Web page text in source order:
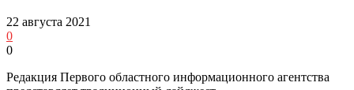
22 августа 2021
0
0
Редакция Первого областного информационного агентства